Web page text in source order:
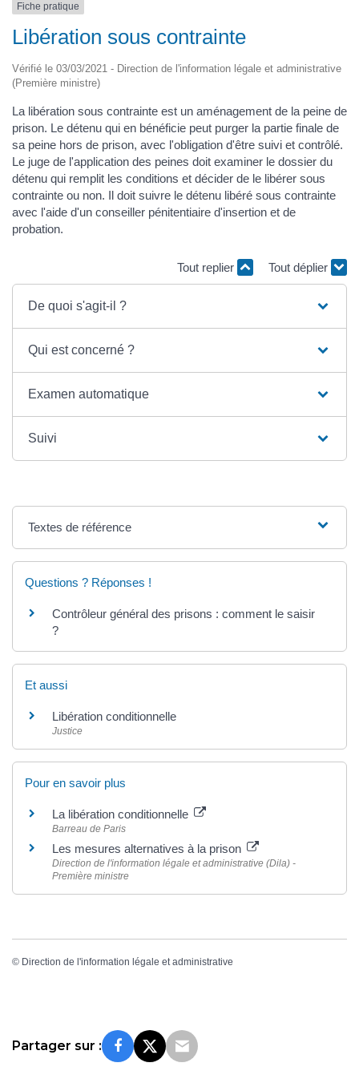
Fiche pratique
Libération sous contrainte
Vérifié le 03/03/2021 - Direction de l'information légale et administrative
(Première ministre)
La libération sous contrainte est un aménagement de la peine de
prison. Le détenu qui en bénéficie peut purger la partie finale de
sa peine hors de prison, avec l'obligation d'être suivi et contrôlé.
Le juge de l'application des peines doit examiner le dossier du
détenu qui remplit les conditions et décider de le libérer sous
contrainte ou non. Il doit suivre le détenu libéré sous contrainte
avec l'aide d'un conseiller pénitentiaire d'insertion et de
probation.
Tout replier Tout déplier
De quoi s'agit-il ?
Qui est concerné ?
Examen automatique
Suivi
Textes de référence
Questions ? Réponses !
Contrôleur général des prisons : comment le saisir
?
Et aussi
Libération conditionnelle
Justice
Pour en savoir plus
La libération conditionnelle
Barreau de Paris
Les mesures alternatives à la prison
Direction de l'information légale et administrative (Dila) -
Première ministre
© Direction de l'information légale et administrative
Partager sur :